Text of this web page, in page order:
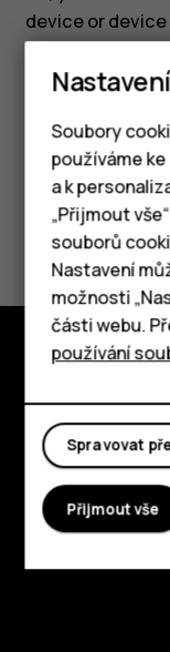
Tablety
device or device
Pomohlo
Ano Ne
O nás
Planet and
Podpora
Facebook
Soubory
používáme
a k
„Přijmout
souborů
Nastavení
možnosti
části webu.
používání
Spravovat
Přijmout vše